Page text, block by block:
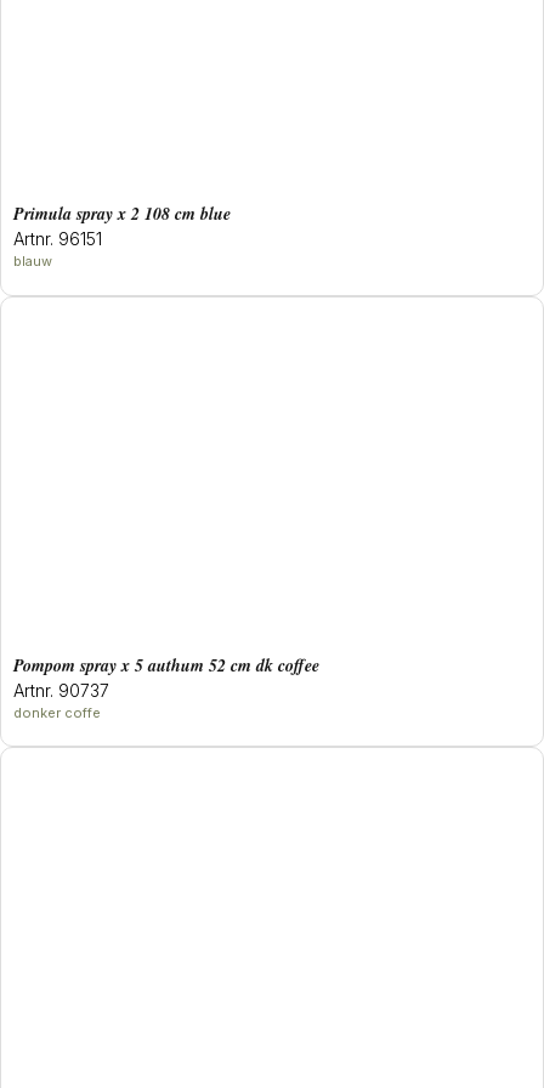
primula spray x 2 108 cm blue
Artnr. 96151
blauw
pompom spray x 5 authum 52 cm dk coffee
Artnr. 90737
donker coffe